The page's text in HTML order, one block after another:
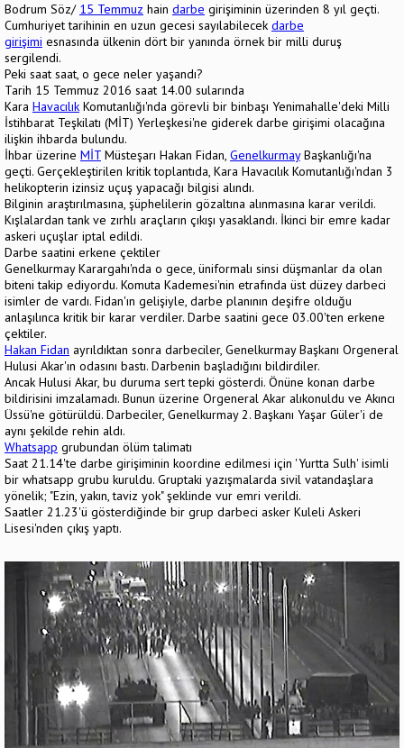
Bodrum Söz/ 15 Temmuz hain darbe girişiminin üzerinden 8 yıl geçti.
Cumhuriyet tarihinin en uzun gecesi sayılabilecek darbe
girişimi esnasında ülkenin dört bir yanında örnek bir milli duruş
sergilendi.
Peki saat saat, o gece neler yaşandı?
Tarih 15 Temmuz 2016 saat 14.00 sularında
Kara Havacılık Komutanlığı'nda görevli bir binbaşı Yenimahalle'deki Milli
İstihbarat Teşkilatı (MİT) Yerleşkesi'ne giderek darbe girişimi olacağına
ilişkin ihbarda bulundu.
İhbar üzerine MİT Müsteşarı Hakan Fidan, GenelkurmayBaşkanlığı'na
geçti. Gerçekleştirilen kritik toplantıda, Kara Havacılık Komutanlığı'ndan 3
helikopterin izinsiz uçuş yapacağı bilgisi alındı.
Bilginin araştırılmasına, şüphelilerin gözaltına alınmasına karar verildi.
Kışlalardan tank ve zırhlı araçların çıkışı yasaklandı. İkinci bir emre kadar
askeri uçuşlar iptal edildi.
Darbe saatini erkene çektiler
Genelkurmay Karargahı'nda o gece, üniformalı sinsi düşmanlar da olan
biteni takip ediyordu. Komuta Kademesi'nin etrafında üst düzey darbeci
isimler de vardı. Fidan'ın gelişiyle, darbe planının deşifre olduğu
anlaşılınca kritik bir karar verdiler. Darbe saatini gece 03.00'ten erkene
çektiler.
Hakan Fidan ayrıldıktan sonra darbeciler, Genelkurmay Başkanı Orgeneral
Hulusi Akar'ın odasını bastı. Darbenin başladığını bildirdiler.
Ancak Hulusi Akar, bu duruma sert tepki gösterdi. Önüne konan darbe
bildirisini imzalamadı. Bunun üzerine Orgeneral Akar alıkonuldu ve Akıncı
Üssü'ne götürüldü. Darbeciler, Genelkurmay 2. Başkanı Yaşar Güler'i de
aynı şekilde rehin aldı.
Whatsapp grubundan ölüm talimatı
Saat 21.14'te darbe girişiminin koordine edilmesi için 'Yurtta Sulh' isimli
bir whatsapp grubu kuruldu. Gruptaki yazışmalarda sivil vatandaşlara
yönelik; "Ezin, yakın, taviz yok" şeklinde vur emri verildi.
Saatler 21.23'ü gösterdiğinde bir grup darbeci asker Kuleli Askeri
Lisesi'nden çıkış yaptı.